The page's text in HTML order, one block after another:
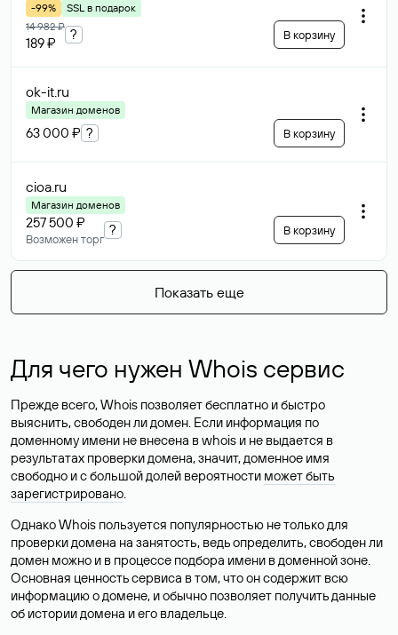
-99%
SSL в подарок
14 982 ₽
189 ₽
? В корзину
ok-it.ru
Магазин доменов
63 000 ₽ ? В корзину
cioa.ru
Магазин доменов
257 500 ₽
Возможен торг
? В корзину
Показать еще
Для чего нужен Whois сервис
Прежде всего, Whois позволяет бесплатно и быстро
выяснить, свободен ли домен. Если информация по
доменному имени не внесена в whois и не выдается в
результатах проверки домена, значит, доменное имя
свободно и с большой долей вероятности может быть
зарегистрировано.
Однако Whois пользуется популярностью не только для
проверки домена на занятость, ведь определить, свободен ли
домен можно и в процессе подбора имени в доменной зоне.
Основная ценность сервиса в том, что он содержит всю
информацию о домене, и обычно позволяет получить данные
об истории домена и его владельце.